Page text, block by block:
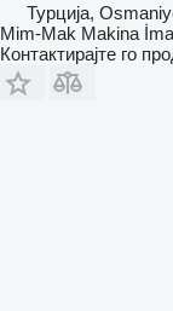
Турција,
Mim-Mak Makina
Контактирајте го